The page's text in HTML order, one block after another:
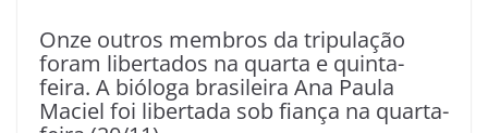
Onze outros membros da tripulação
foram libertados na quarta e quinta-
feira. A bióloga brasileira Ana Paula
Maciel foi libertada sob fiança na quarta-